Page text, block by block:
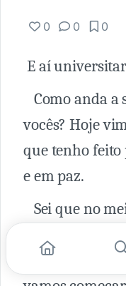
0 0 0
E aí
Como anda a
vocês? Hoje
que tenho
e em paz.
Sei que no
com a nossa